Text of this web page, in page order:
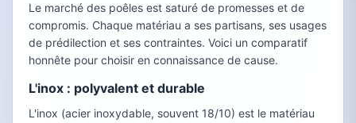
Le marché des poêles est saturé de promesses et de
compromis. Chaque matériau a ses partisans, ses usages
de prédilection et ses contraintes. Voici un comparatif
honnête pour choisir en connaissance de cause.
L'inox : polyvalent et durable
L'inox (acier inoxydable, souvent 18/10) est le matériau